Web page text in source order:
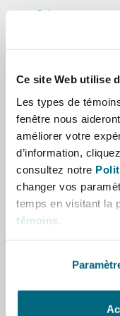
Ce site Web utilise
Les types de
fenêtre nous
améliorer votre
d’information,
consultez notre
changer vos
temps en visitant la
témoins
Bator
Jersey
York
County
The St
Afrique
Asie-
Amérique
Moyen-Orient
Amérique du
Royaume-